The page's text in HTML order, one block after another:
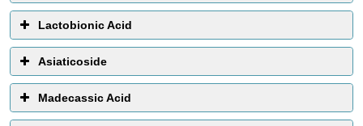
Lactobionic Acid
Asiaticoside
Madecassic Acid